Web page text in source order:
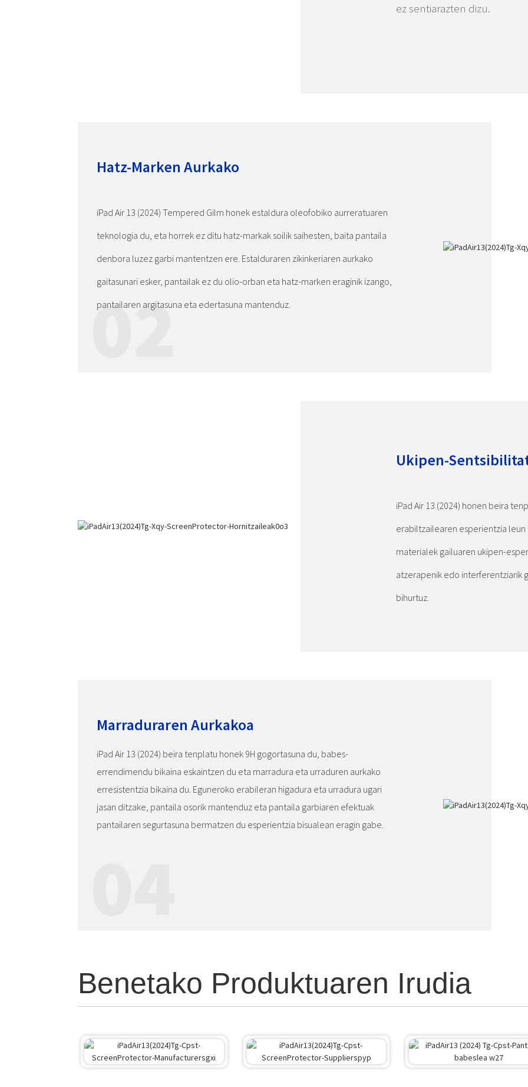
ez sentiarazten dizu.
Hatz-Marken Aurkako
iPad Air 13 (2024) Tempered Gilm honek estaldura oleofobiko aurreratuaren
teknologia du, eta horrek ez ditu hatz-markak soilik saihesten, baita pantaila
denbora luzez garbi mantentzen ere. Estalduraren zikinkeriaren aurkako
gaitasunari esker, pantailak ez du olio-orban eta hatz-marken eraginik izango,
pantailaren argitasuna eta edertasuna mantenduz.
02
Ukipen-
iPad Air 13 (2024) honen beira
erabiltzailearen esperientzia
materialek gailuaren ukipen-
atzerapenik edo interferentziarik
bihurtuz.
Marraduraren Aurkakoa
iPad Air 13 (2024) beira tenplatu honek 9H gogortasuna du, babes-
errendimendu bikaina eskaintzen du eta marradura eta urraduren aurkako
erresistentzia bikaina du. Eguneroko erabileran higadura eta urradura ugari
jasan ditzake, pantaila osorik mantenduz eta pantaila garbiaren efektuak
pantailaren segurtasuna bermatzen du esperientzia bisualean eragin gabe.
Benetako Produktuaren Irudia